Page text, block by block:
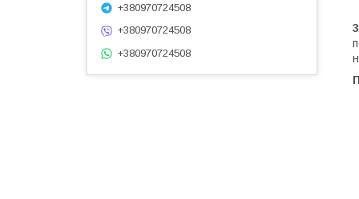
+380970724508
+380970724508
+380970724508